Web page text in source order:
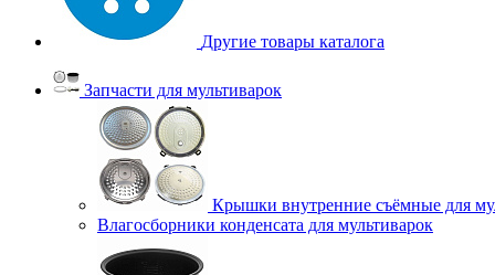
Другие товары каталога
Запчасти для мультиварок
Крышки внутренние съёмные для
Влагосборники конденсата для мультиварок